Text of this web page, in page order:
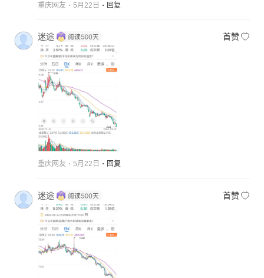
重庆网友 5月22日 回复
迷途 首赞
重庆网友 5月22日 回复
迷途 首赞